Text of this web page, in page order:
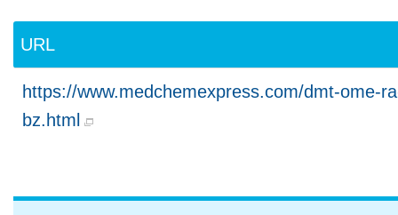
URL
https://www.medchemexpress.com/dmt-ome-
bz.html